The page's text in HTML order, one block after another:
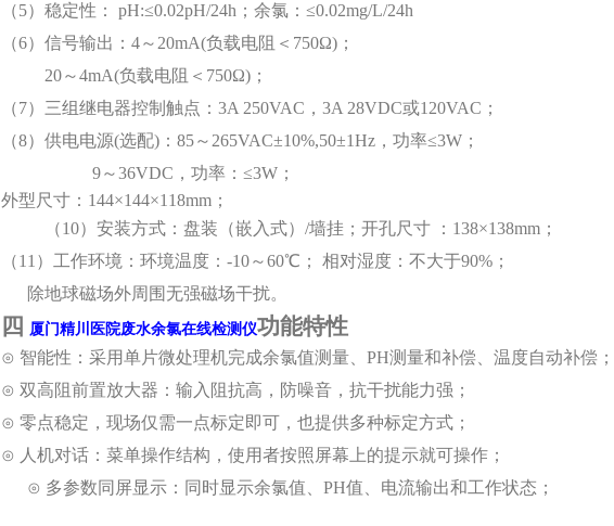
（5）稳定性： pH:≤0.02pH/24h； 余氯： ≤0.02mg/L/24h
（6）信号输出 ： 4～20mA(负载电阻＜750Ω)；
20～4mA(负载电阻＜750Ω)；
（7）三组继电器控制触点： 3A 250VAC， 3A 28VDC或120VAC；
（8） 供电电源(选配)：85～ 265VAC±10%,50±1Hz，功率≤3W；
9～36VDC，功率：≤3W；
外型尺寸：144×144×118mm；
（10）安装方式：盘装（嵌入式） /墙挂 ；开孔尺寸 ：138×138mm；
（11）工作环境：环境温度：-10～60℃； 相对湿度：不大于90%；
除地球磁场外周围无强磁场干扰。
四 厦门精川 医院废水余氯在线检测仪功能特性
⊙ 智能性：采用单片微处理机完成余氯值测量、 PH测量和补偿 、温度自动补偿 ；
⊙ 双高阻前置放大器：输入阻抗高，防噪音，抗干扰能力强；
⊙ 零点稳定，现场仅需一点标定即可，也提供多种标定方式 ；
⊙ 人机对话：菜单操作结构，使用者按照屏幕上的提示就可操作；
⊙ 多参数同屏显示：同时显示余氯值、 PH值 、电流输出和工作状态；